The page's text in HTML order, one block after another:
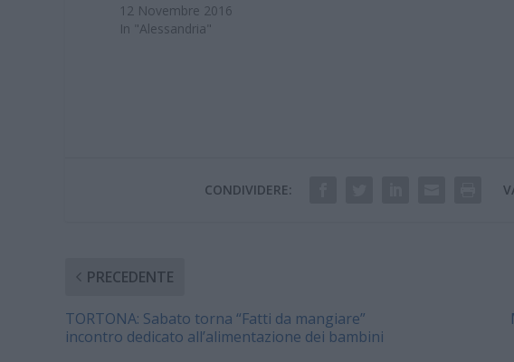
12 Novembre 2016
In "Alessandria"
CONDIVIDERE:
PRECEDENTE
TORTONA: Sabato torna “Fatti da mangiare”
incontro dedicato all’alimentazione dei bambini